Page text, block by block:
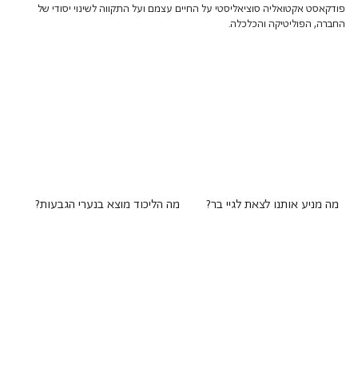
פודקאסט אקטואליה סוציאליסטי על החיים עצמם ועל התקווה לשינוי יסודי של
החברה, הפוליטיקה והכלכלה.
מה מניע אותנו לצאת לגיי בר? מה הליכוד מוצא בנערי הגבעות?